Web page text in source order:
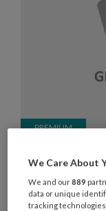
kinderen
We Care About
We and our889
data or unique
tracking